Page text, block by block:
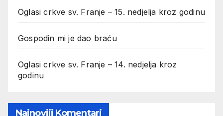
Oglasi crkve sv. Franje – 15. nedjelja kroz godinu
Gospodin mi je dao braću
Oglasi crkve sv. Franje – 14. nedjelja kroz
godinu
Najnoviji Komentari